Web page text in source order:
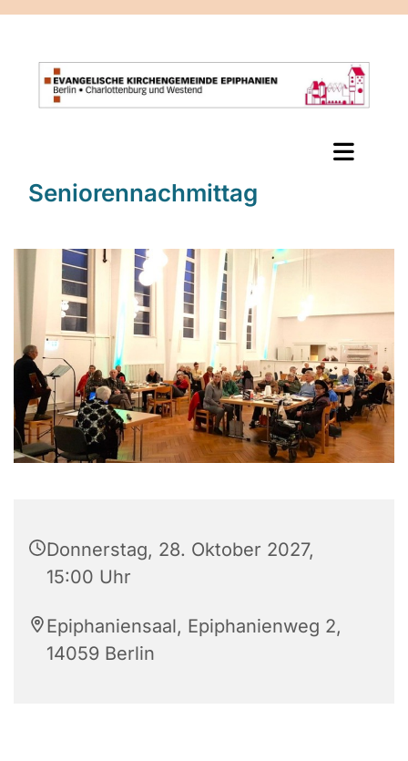
Seniorennachmittag
Donnerstag, 28. Oktober 2027,
15:00 Uhr
Epiphaniensaal, Epiphanienweg 2,
14059 Berlin